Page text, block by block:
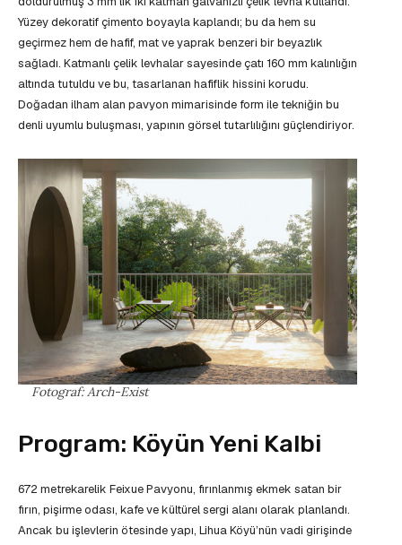
Yüzey dekoratif çimento boyayla kaplandı; bu da hem su
geçirmez hem de hafif, mat ve yaprak benzeri bir beyazlık
sağladı. Katmanlı çelik levhalar sayesinde çatı 160 mm kalınlığın
altında tutuldu ve bu, tasarlanan hafiflik hissini korudu.
Doğadan ilham alan pavyon mimarisinde form ile tekniğin bu
denli uyumlu buluşması, yapının görsel tutarlılığını güçlendiriyor.
Fotograf: Arch-Exist
Program: Köyün Yeni Kalbi
672 metrekarelik Feixue Pavyonu, fırınlanmış ekmek satan bir
fırın, pişirme odası, kafe ve kültürel sergi alanı olarak planlandı.
Ancak bu işlevlerin ötesinde yapı, Lihua Köyü’nün vadi girişinde